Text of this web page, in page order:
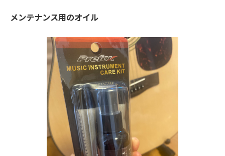
メンテナンス用のオイル